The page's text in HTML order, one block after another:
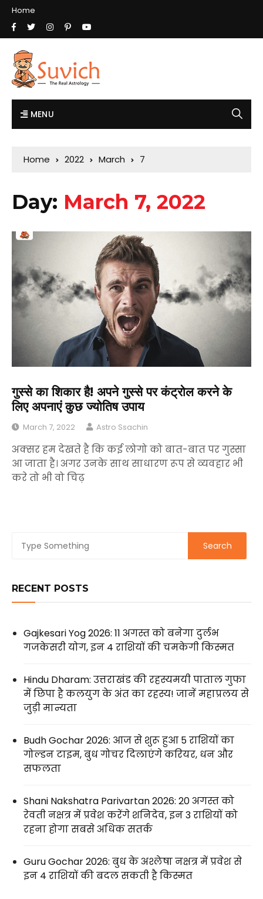
Home
MENU
Home 2022 March 7
Day: March 7, 2022
गुस्से का शिकार है! अपने गुस्से पर कंट्रोल करने के
लिए अपनाएं कुछ ज्योतिष उपाय
March 7, 2022 Astro Ssachin
अक्सर हम देखते है कि कई लोगो को बात-बात पर गुस्सा
आ जाता है। अगर उनके साथ साधारण रूप से व्यवहार भी
करे तो भी वो चिढ़
RECENT POSTS
Gajkesari Yog 2026: 11 अगस्त को बनेगा दुर्लभ
गजकेसरी योग, इन 4 राशियों की चमकेगी किस्मत
Hindu Dharam: उत्तराखंड की रहस्यमयी पाताल गुफा
में छिपा है कलयुग के अंत का रहस्य! जानें महाप्रलय से
जुड़ी मान्यता
Budh Gochar 2026: आज से शुरू हुआ 5 राशियों का
गोल्डन टाइम, बुध गोचर दिलाएंगे करियर, धन और
सफलता
Shani Nakshatra Parivartan 2026: 20 अगस्त को
रेवती नक्षत्र में प्रवेश करेंगे शनिदेव, इन 3 राशियों को
रहना होगा सबसे अधिक सतर्क
Guru Gochar 2026: बुध के अश्लेषा नक्षत्र में प्रवेश से
इन 4 राशियों की बदल सकती है किस्मत